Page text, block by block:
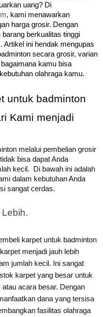
, kami menawarkan
harga grosir. Dengan
berkualitas tinggi
Artikel ini hendak mengupas
secara grosir, varian
kamu bisa
olahraga kamu.
untuk badminton
Kami menjadi
melalui pembelian grosir
bisa dapat Anda
kecil.
Di bawah ini adalah
dalam kebutuhan Anda
sangat cerdas.
karpet untuk badminton
menjadi jauh lebih
jumlah kecil. Ini sangat
karpet yang besar untuk
acara besar. Dengan
dana yang tersisa
fasilitas olahraga